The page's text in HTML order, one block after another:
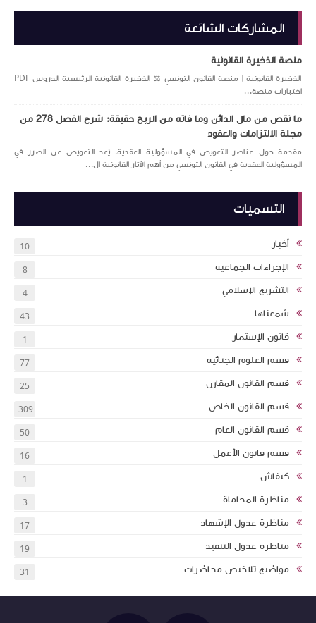
المشاركات الشائعة
منصة الذخيرة القانونية
الذخيرة القانونية | منصة القانون التونسي ⚖️ الذخيرة القانونية الرئيسية الدروس PDF
اختبارات منصة...
ما نقص من مال الدائن وما فاته من الربح حقيقة: شرح الفصل 278 من
مجلة الالتزامات والعقود
مقدمة حول عناصر التعويض في المسؤولية العقدية. يُعد التعويض عن الضرر في
المسؤولية العقدية في القانون التونسي من أهم الآثار القانونية ال...
التسميات
أخبار 10
الإجراءات الجماعية 8
التشريع الإسلامي 4
شمعناها 43
قانون الإسثمار 1
قسم العلوم الجنائية 77
قسم القانون المقارن 25
قسم القانون الخاص 309
قسم القانون العام 50
قسم قانون الأعمل 16
كيفاش 1
مناظرة المحاماة 3
مناظرة عدول الإشهاد 17
مناظرة عدول التنفيذ 19
مواضيع تلاخيص محاضرات 31